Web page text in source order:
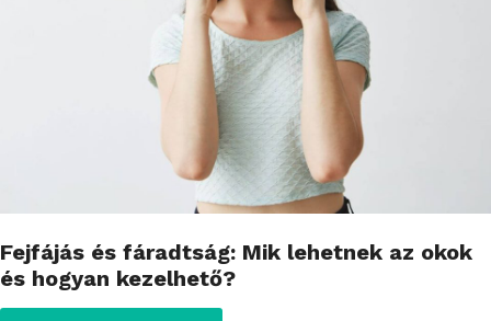
Fejfájás és fáradtság: Mik lehetnek az okok
és hogyan kezelhető?